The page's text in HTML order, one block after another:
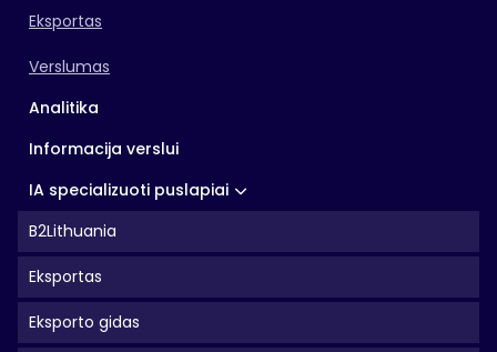
Eksportas
Verslumas
Analitika
Informacija verslui
IA specializuoti puslapiai
B2Lithuania
Eksportas
Eksporto gidas